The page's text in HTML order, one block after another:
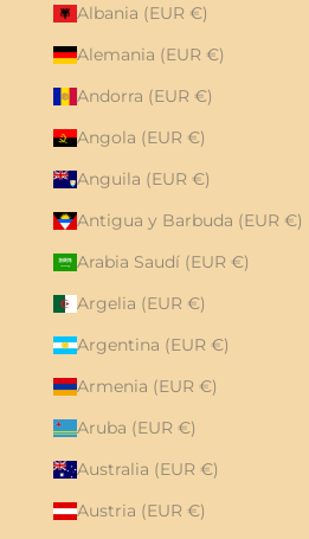
Albania (EUR €)
Alemania (EUR €)
Andorra (EUR €)
Angola (EUR €)
Anguila (EUR €)
Antigua y Barbuda (EUR €)
Arabia Saudí (EUR €)
Argelia (EUR €)
Argentina (EUR €)
Armenia (EUR €)
Aruba (EUR €)
Australia (EUR €)
Austria (EUR €)